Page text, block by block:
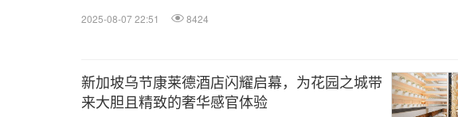
2025-08-07 22:51 8424
新加坡乌节康莱德酒店闪耀启幕，为花园之城带
来大胆且精致的奢华感官体验